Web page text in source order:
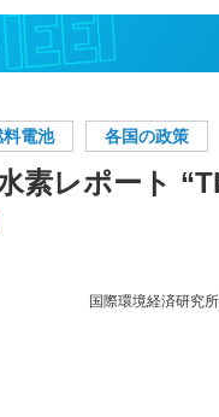
電池 各国の政策
素レポート
国際環境経済研究